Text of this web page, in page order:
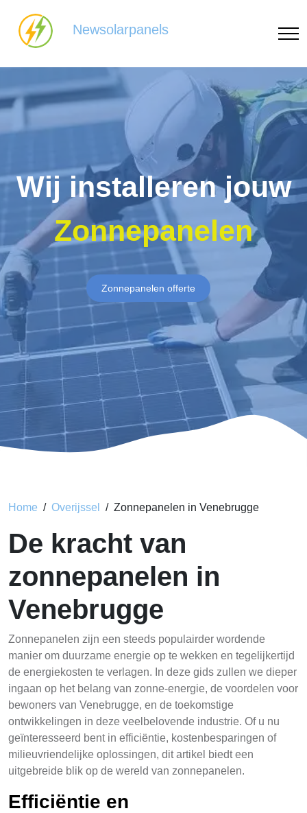
Newsolarpanels
Wij installeren jouw
Zonnepanelen
Zonnepanelen offerte
Home Overijssel Zonnepanelen in Venebrugge
De kracht van
zonnepanelen in
Venebrugge
Zonnepanelen zijn een steeds populairder wordende
manier om duurzame energie op te wekken en tegelijkertijd
de energiekosten te verlagen. In deze gids zullen we dieper
ingaan op het belang van zonne-energie, de voordelen voor
bewoners van Venebrugge, en de toekomstige
ontwikkelingen in deze veelbelovende industrie. Of u nu
geïnteresseerd bent in efficiëntie, kostenbesparingen of
milieuvriendelijke oplossingen, dit artikel biedt een
uitgebreide blik op de wereld van zonnepanelen.
Efficiëntie en